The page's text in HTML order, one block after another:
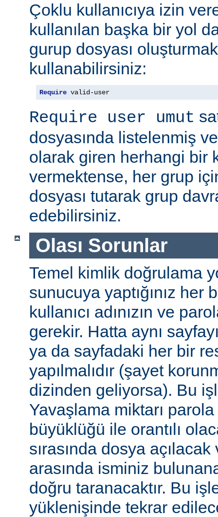
Çoklu kullanıcıya izin
kullanılan başka bir yol
gurup dosyası
kullanabilirsiniz:
Require valid-user
Require user umut
dosyasında listelenmiş
olarak giren herhangi bir
vermektense, her grup
dosyası tutarak grup
edebilirsiniz.
Olası Sorunlar
Temel kimlik doğrulama
sunucuya yaptığınız her
kullanıcı adınızın ve
gerekir. Hatta aynı
ya da sayfadaki her bir
yapılmalıdır (şayet
dizinden geliyorsa). Bu
Yavaşlama miktarı parola
büyüklüğü ile orantılı
sırasında dosya açılacak
arasında isminiz
doğru taranacaktır. Bu
yüklenişinde tekrar